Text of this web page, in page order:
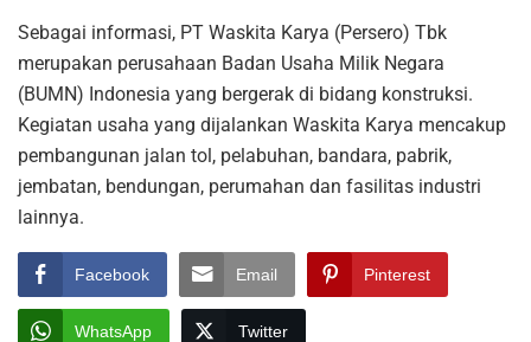
Sebagai informasi, PT Waskita Karya (Persero) Tbk
merupakan perusahaan Badan Usaha Milik Negara
(BUMN) Indonesia yang bergerak di bidang konstruksi.
Kegiatan usaha yang dijalankan Waskita Karya mencakup
pembangunan jalan tol, pelabuhan, bandara, pabrik,
jembatan, bendungan, perumahan dan fasilitas industri
lainnya.
Facebook Email Pinterest
WhatsApp Twitter